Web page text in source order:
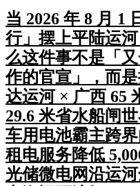
当 2026 年 8 月 1
行」摆上平陆运
么这件事不是「
作的官宣」，而
达运河 × 广西 65
29.6 米省水船闸
车用电池霸主跨
租电服务降低
光储微电网沿运